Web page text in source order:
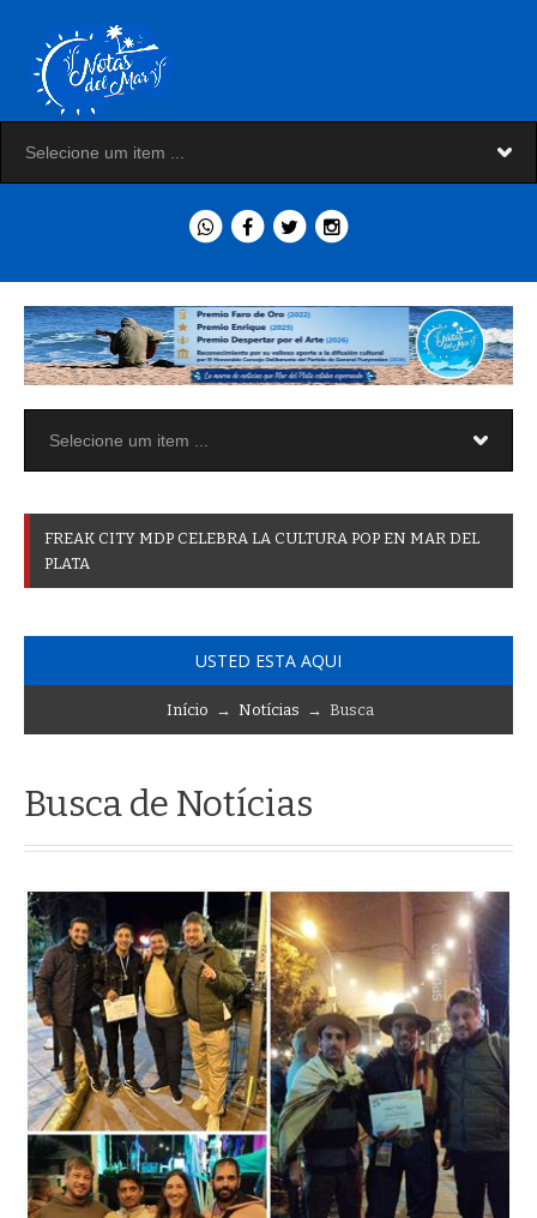
FREAK CITY MDP CELEBRA LA CULTURA POP EN MAR DEL
PLATA
USTED ESTA AQUI
Início → Notícias → Busca
Busca de Notícias